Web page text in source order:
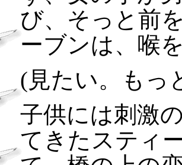
び、そっと前
ーブンは、喉
( 見たい。もっ
子供には刺激
てきたスティ